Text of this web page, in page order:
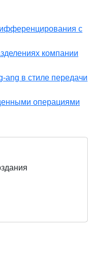
с
компании
ang в стиле передачи
операциями